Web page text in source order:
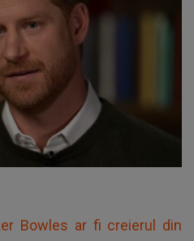
Bowles ar fi creierul din